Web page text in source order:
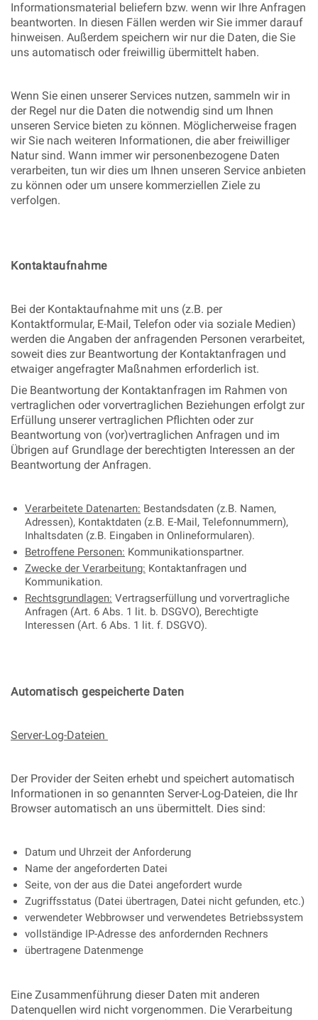
Informationsmaterial beliefern bzw. wenn wir Ihre Anfragen
beantworten. In diesen Fällen werden wir Sie immer darauf
hinweisen. Außerdem speichern wir nur die Daten, die Sie
uns automatisch oder freiwillig übermittelt haben.
Wenn Sie einen unserer Services nutzen, sammeln wir in
der Regel nur die Daten die notwendig sind um Ihnen
unseren Service bieten zu können. Möglicherweise fragen
wir Sie nach weiteren Informationen, die aber freiwilliger
Natur sind. Wann immer wir personenbezogene Daten
verarbeiten, tun wir dies um Ihnen unseren Service anbieten
zu können oder um unsere kommerziellen Ziele zu
verfolgen.
Kontaktaufnahme
Bei der Kontaktaufnahme mit uns (z.B. per
Kontaktformular, E-Mail, Telefon oder via soziale Medien)
werden die Angaben der anfragenden Personen verarbeitet,
soweit dies zur Beantwortung der Kontaktanfragen und
etwaiger angefragter Maßnahmen erforderlich ist.
Die Beantwortung der Kontaktanfragen im Rahmen von
vertraglichen oder vorvertraglichen Beziehungen erfolgt zur
Erfüllung unserer vertraglichen Pflichten oder zur
Beantwortung von (vor)vertraglichen Anfragen und im
Übrigen auf Grundlage der berechtigten Interessen an der
Beantwortung der Anfragen.
Verarbeitete Datenarten: Bestandsdaten (z.B. Namen,
Adressen), Kontaktdaten (z.B. E-Mail, Telefonnummern),
Inhaltsdaten (z.B. Eingaben in Onlineformularen).
Betroffene Personen: Kommunikationspartner.
Zwecke der Verarbeitung: Kontaktanfragen und
Kommunikation.
Rechtsgrundlagen: Vertragserfüllung und vorvertragliche
Anfragen (Art. 6 Abs. 1 lit. b. DSGVO), Berechtigte
Interessen (Art. 6 Abs. 1 lit. f. DSGVO).
Automatisch gespeicherte Daten
Server-Log-Dateien
Der Provider der Seiten erhebt und speichert automatisch
Informationen in so genannten Server-Log-Dateien, die Ihr
Browser automatisch an uns übermittelt. Dies sind:
Datum und Uhrzeit der Anforderung
Name der angeforderten Datei
Seite, von der aus die Datei angefordert wurde
Zugriffsstatus (Datei übertragen, Datei nicht gefunden, etc.)
verwendeter Webbrowser und verwendetes Betriebssystem
vollständige IP-Adresse des anfordernden Rechners
übertragene Datenmenge
Eine Zusammenführung dieser Daten mit anderen
Datenquellen wird nicht vorgenommen. Die Verarbeitung